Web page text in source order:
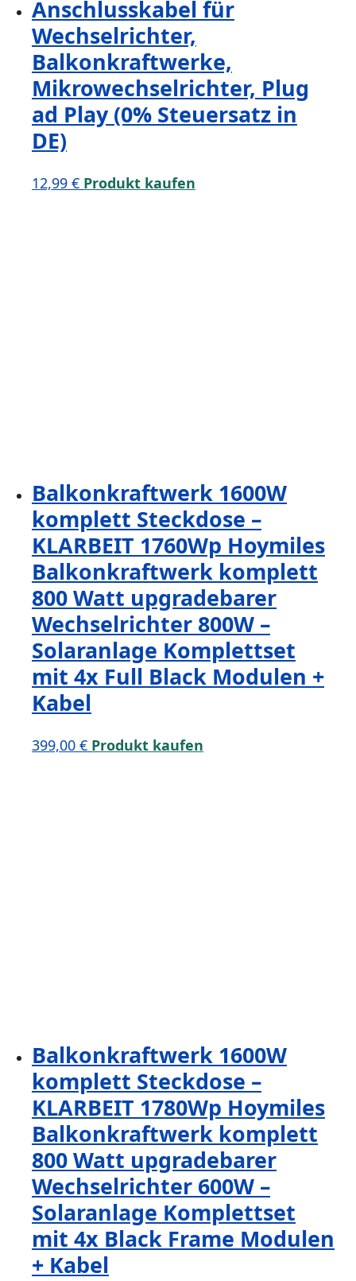
Anschlusskabel für
Wechselrichter,
Balkonkraftwerke,
Mikrowechselrichter, Plug
ad Play (0% Steuersatz in
DE)
12,99 € Produkt kaufen
Balkonkraftwerk 1600W
komplett Steckdose –
KLARBEIT 1760Wp Hoymiles
Balkonkraftwerk komplett
800 Watt upgradebarer
Wechselrichter 800W –
Solaranlage Komplettset
mit 4x Full Black Modulen +
Kabel
399,00 € Produkt kaufen
Balkonkraftwerk 1600W
komplett Steckdose –
KLARBEIT 1780Wp Hoymiles
Balkonkraftwerk komplett
800 Watt upgradebarer
Wechselrichter 600W –
Solaranlage Komplettset
mit 4x Black Frame Modulen
+ Kabel